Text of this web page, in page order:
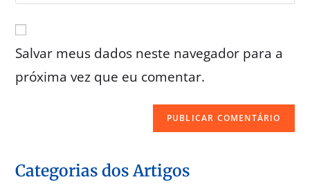
Salvar meus dados neste navegador para a
próxima vez que eu comentar.
Categorias dos Artigos